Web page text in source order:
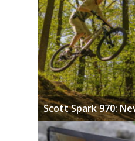
Scott Spark 970: